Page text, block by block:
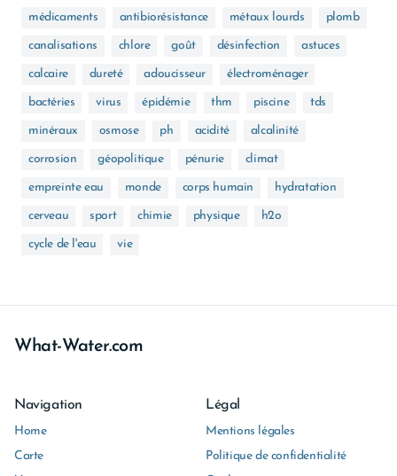
médicaments antibiorésistance métaux lourds plomb
canalisations chlore goût désinfection astuces
calcaire dureté adoucisseur électroménager
bactéries virus épidémie thm piscine tds
minéraux osmose ph acidité alcalinité
corrosion géopolitique pénurie climat
empreinte eau monde corps humain hydratation
cerveau sport chimie physique h2o
cycle de l'eau vie
What-Water.com
Navigation
Home
Carte
Légal
Mentions légales
Politique de confidentialité